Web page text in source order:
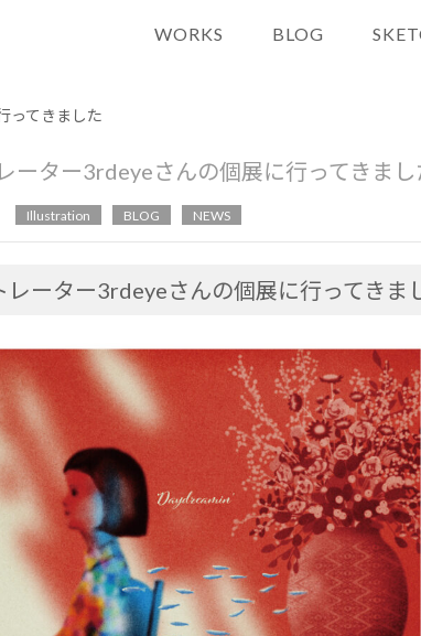
WORKS BLOG
ってきました
ーター3rdeyeさんの個展に行ってきまし
Illustration BLOG NEWS
レーター3rdeyeさんの個展に行ってきま